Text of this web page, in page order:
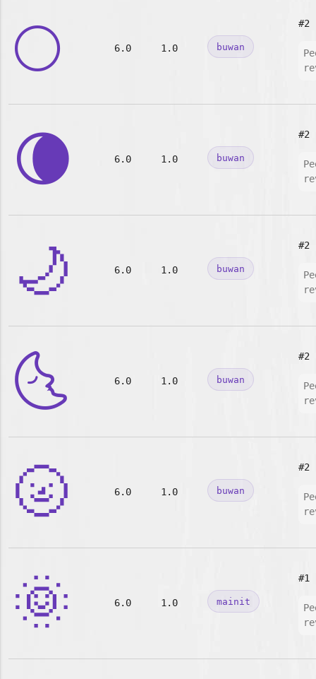
🌕 6.0 1.0 buwan
#2
🌘 6.0 1.0 buwan
#2
🌙 6.0 1.0 buwan
#2
🌜 6.0 1.0 buwan
#2
🌝 6.0 1.0 buwan
#2
🌞 6.0 1.0 mainit
#1